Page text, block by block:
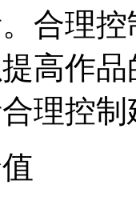
合理
高作
理控